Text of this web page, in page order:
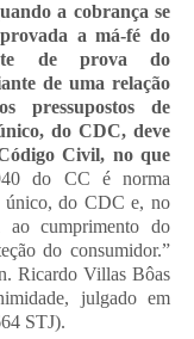
a cobrança se
a má-fé do
de prova do
de uma relação
pressupostos de
do CDC, deve
Civil, no que
do CC é norma
único, do CDC e, no
ao cumprimento do
do consumidor.”
Ricardo Villas Bôas
julgado em
STJ).